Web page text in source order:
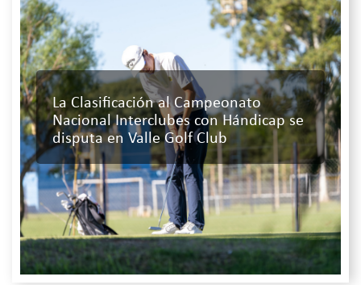
La Clasificación al Campeonato
Nacional Interclubes con Hándicap se
disputa en Valle Golf Club